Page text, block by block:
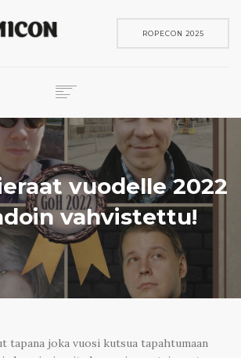
ROPECON 2025
vuodelle 2022
vahvistettu!
tapana joka vuosi kutsua tapahtumaan